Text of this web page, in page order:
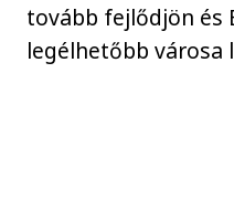
tovább fejlődjön és
legélhetőbb városa